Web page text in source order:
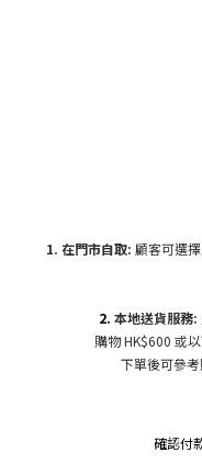
1. 在門市自取: 顧客可選擇
2. 本地送貨服務:
購物 HK$600 或
下單後可參
確認付